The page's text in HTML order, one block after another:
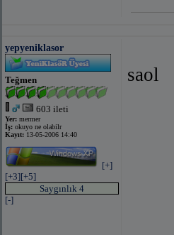
yepyeniklasor
Teğmen
603 ileti
Yer: mermer
İş: okuyo ne olabilr
Kayıt: 13-05-2006 14:40
[+]
[+3][+5]
Saygınlık 4
[-]
saol